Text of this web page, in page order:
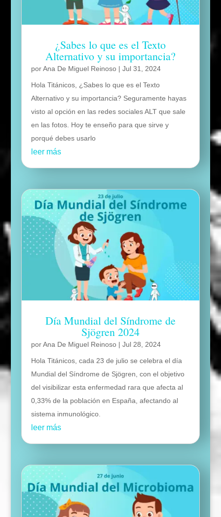
¿Sabes lo que es el Texto
Alternativo y su importancia?
porAna De Miguel Reinoso| Jul 31, 2024
Hola Titánicos, ¿Sabes lo que es el Texto
Alternativo y su importancia? Seguramente hayas
visto al opción en las redes sociales ALT que sale
en las fotos. Hoy te enseño para que sirve y
porqué debes usarlo
leer más
Día Mundial del Síndrome de
Sjögren 2024
porAna De Miguel Reinoso| Jul 28, 2024
Hola Titánicos, cada 23 de julio se celebra el día
Mundial del Síndrome de Sjögren, con el objetivo
del visibilizar esta enfermedad rara que afecta al
0,33% de la población en España, afectando al
sistema inmunológico.
leer más